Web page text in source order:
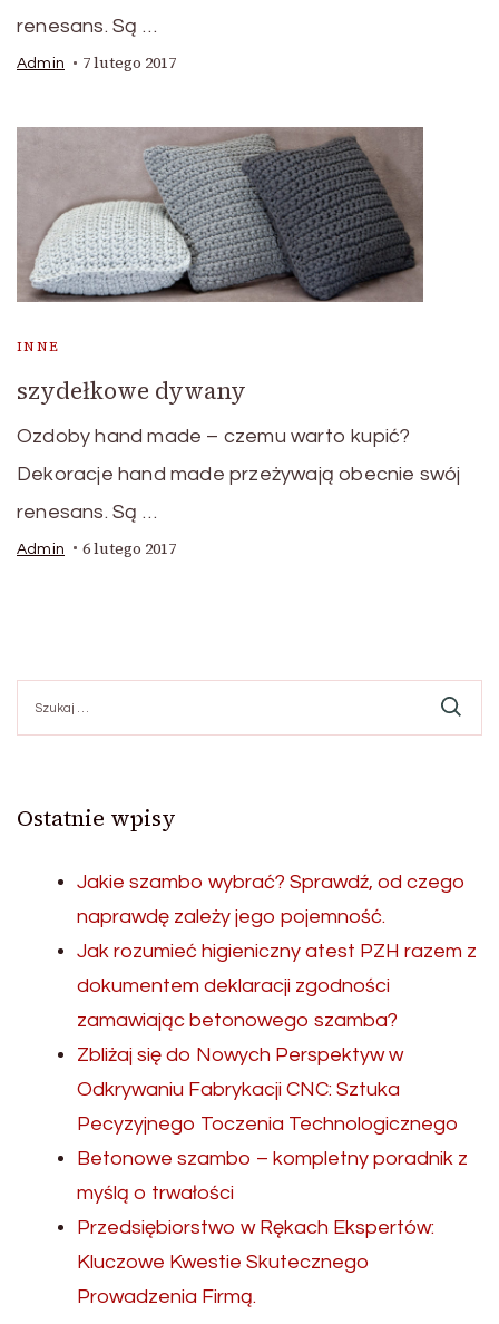
renesans. Są …
Admin 7 lutego 2017
INNE
szydełkowe dywany
Ozdoby hand made – czemu warto kupić?
Dekoracje hand made przeżywają obecnie swój
renesans. Są …
Admin 6 lutego 2017
Ostatnie wpisy
Jakie szambo wybrać? Sprawdź, od czego
naprawdę zależy jego pojemność.
Jak rozumieć higieniczny atest PZH razem z
dokumentem deklaracji zgodności
zamawiając betonowego szamba?
Zbliżaj się do Nowych Perspektyw w
Odkrywaniu Fabrykacji CNC: Sztuka
Pecyzyjnego Toczenia Technologicznego
Betonowe szambo – kompletny poradnik z
myślą o trwałości
Przedsiębiorstwo w Rękach Ekspertów:
Kluczowe Kwestie Skutecznego
Prowadzenia Firmą.